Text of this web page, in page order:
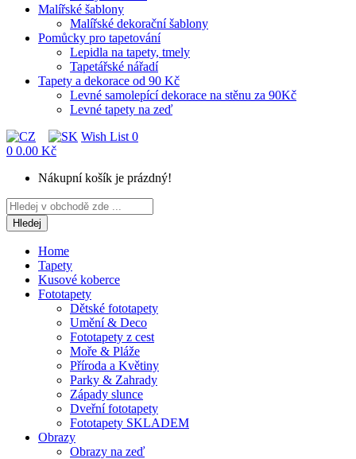
Malířské šablony
Malířské dekorační šablony
Pomůcky pro tapetování
Lepidla na tapety, tmely
Tapetářské nářadí
Tapety a dekorace od 90 Kč
Levné samolepící dekorace na stěnu za 90Kč
Levné tapety na zeď
Wish List 0
0 0.00 Kč
Nákupní košík je prázdný!
Hledej
Home
Tapety
Kusové koberce
Fototapety
Dětské fototapety
Umění & Deco
Fototapety z cest
Moře & Pláže
Příroda a Květiny
Parky & Zahrady
Západy slunce
Dveřní fototapety
Fototapety SKLADEM
Obrazy
Obrazy na zeď